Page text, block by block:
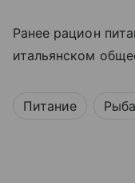
Ранее рацион
итальянском
Питание Рыба